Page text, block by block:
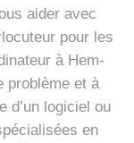
aider avec
pour les
à Hem-
problème et à
d’un logiciel ou
en